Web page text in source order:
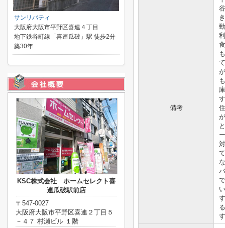
備考
サンリバティ
大阪府大阪市平野区喜連４丁目
地下鉄谷町線「喜連瓜破」駅 徒歩2分
築30年
KSC株式会社 ホームセレクト喜
連瓜破駅前店
〒547-0027
大阪府大阪市平野区喜連２丁目５
－４７ 村瀬ビル １階